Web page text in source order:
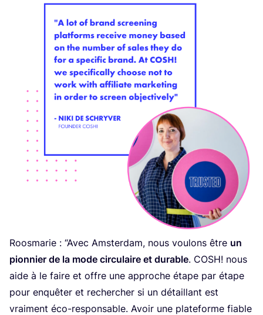
Roos­ma­rie : “Avec Amster­dam, nous vou­lons être un
pion­nier de la mode cir­cu­laire et durable. COSH! nous
aide à le faire et offre une approche étape par étape
pour enquê­ter et recher­cher si un détaillant est
vrai­ment éco-res­pon­sable. Avoir une pla­te­forme fiable